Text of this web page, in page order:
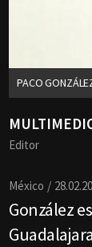
PACO
Editor
México
González